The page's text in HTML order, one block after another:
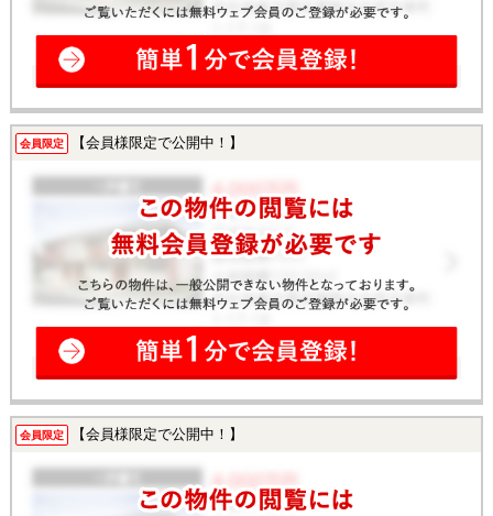
会員限定 【会員様限定で公開中！】
会員限定 【会員様限定で公開中！】